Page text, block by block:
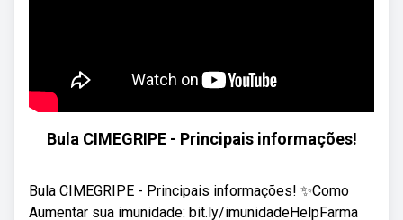
Bula CIMEGRIPE - Principais informações!
Bula CIMEGRIPE - Principais informações! ✨Como
Aumentar sua imunidade: bit.ly/imunidadeHelpFarma